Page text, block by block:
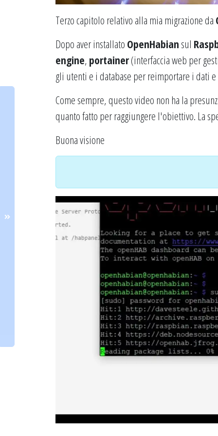
Terzo capitolo relativo alla mia migrazione da
Dopo aver installato OpenHabian sul
engine, portainer(interfaccia web per
gli utenti e i database per reimportare i dati
Come sempre, questo video non ha la
quanto fatto per raggiungere l'obiettivo. La
Buona visione